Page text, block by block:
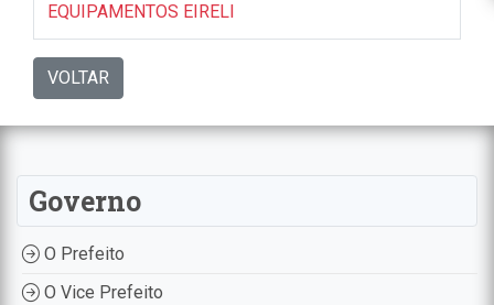
EQUIPAMENTOS EIRELI
VOLTAR
Governo
O Prefeito
O Vice Prefeito